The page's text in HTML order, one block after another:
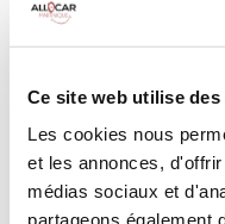
Ce site web utilise des
Les cookies nous
et les annonces,
médias sociaux et
partageons également
Galerie de toit
Camera de recul
INCLUS À LA